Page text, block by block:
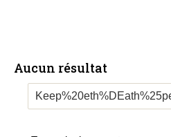
Aucun résultat